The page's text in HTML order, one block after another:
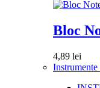
Bloc
4,89 lei
Instrumente